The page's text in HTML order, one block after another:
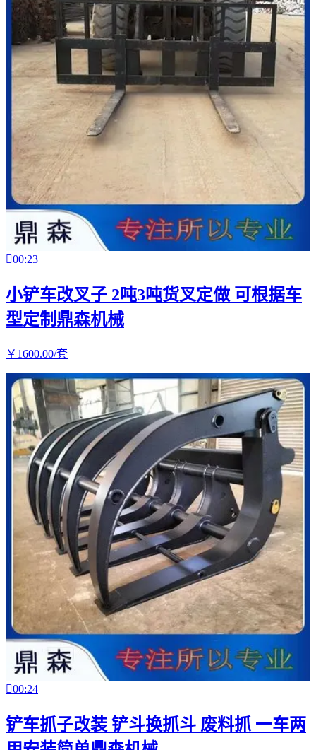
00:23
小铲车改叉子 2吨3吨货叉定做 可根据车
型定制鼎森机械
￥1600.00/套
00:24
铲车抓子改装 铲斗换抓斗 废料抓 一车两